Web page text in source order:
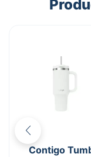
Contigo